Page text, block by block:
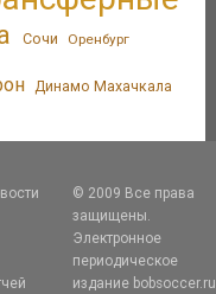
Сочи Оренбург
Динамо Махачкала
© 2009 Все права
защищены.
Электронное
периодическое
издание bobsoccer.ru